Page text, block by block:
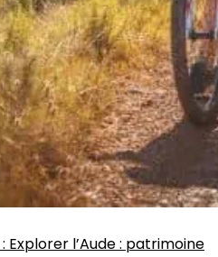
: Explorer l’Aude : patrimoine